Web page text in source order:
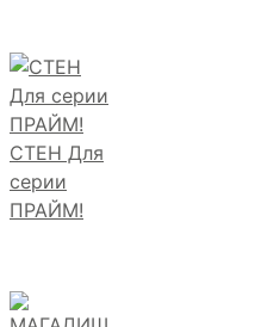
СТЕН Для
серии
ПРАЙМ!